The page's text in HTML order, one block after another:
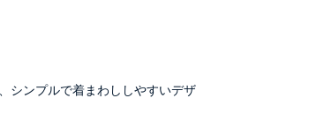
シンプルで着まわししやすいデザ